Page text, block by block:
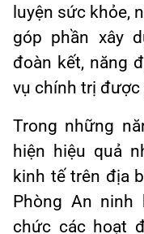
luyện sức khỏe,
góp phần xây
đoàn kết, năng
vụ chính trị được
Trong những
hiện hiệu quả
kinh tế trên địa
Phòng An
chức các hoạt